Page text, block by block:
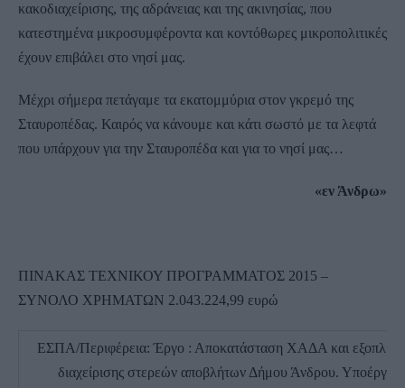
κακοδιαχείρισης, της αδράνειας και της ακινησίας, που
κατεστημένα μικροσυμφέροντα και κοντόθωρες μικροπολιτικές
έχουν επιβάλει στο νησί μας.
Μέχρι σήμερα πετάγαμε τα εκατομμύρια στον γκρεμό της
Σταυροπέδας. Καιρός να κάνουμε και κάτι σωστό με τα λεφτά
που υπάρχουν για την Σταυροπέδα και για το νησί μας…
«εν Άνδρω»
ΠΙΝΑΚΑΣ ΤΕΧΝΙΚΟΥ ΠΡΟΓΡΑΜΜΑΤΟΣ 2015 –
ΣΥΝΟΛΟ ΧΡΗΜΑΤΩΝ 2.043.224,99 ευρώ
ΕΣΠΑ/Περιφέρεια: Έργο : Αποκατάσταση ΧΑΔΑ και
διαχείρισης στερεών αποβλήτων Δήμου Άνδρου. Υποέργο: